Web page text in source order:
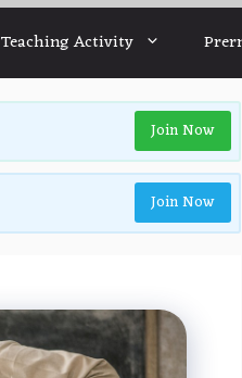
Teaching Activity
Join Now
Join Now